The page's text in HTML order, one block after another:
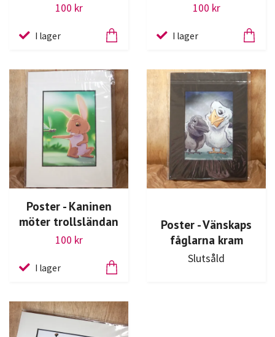
100 kr
I lager
100 kr
I lager
Poster - Kaninen
möter trollsländan
100 kr
I lager
Poster - Vänskaps
fåglarna kram
Slutsåld